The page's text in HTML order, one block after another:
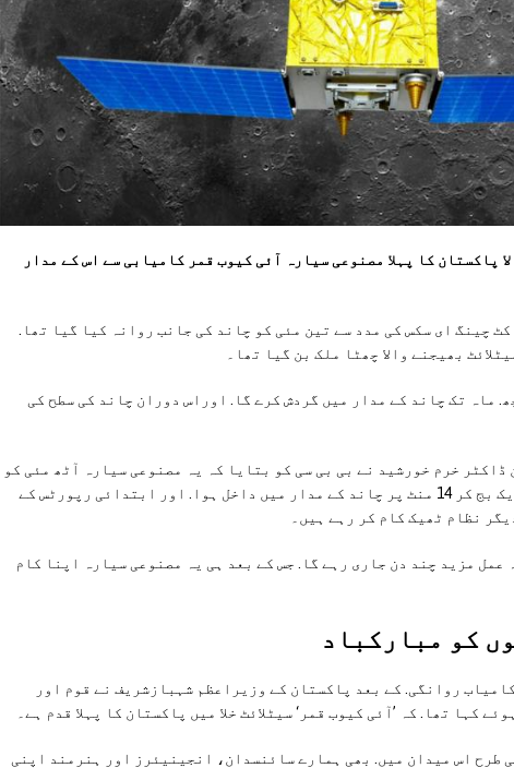
پاکستان کا پہلا مصنوعی سیارہ آئی کیوب قمر کامیابی سے اس کے مدار
چینگ ای سکس کی مدد سے تین مئی کو چاند کی جانب روانہ کیا گیا تھا.
بھیجنے والا چھٹا ملک بن گیا تھا۔
ماہ تک چاند کے مدار میں گردش کرے گا. اوراس دوران چاند کی سطح کی
ڈاکٹر خرم خورشید نے بی بی سی کو بتایا کہ یہ مصنوعی سیارہ آٹھ مئی کو
پاکستانی وقت کے مطابق دوپہر ایک بج کر 14 منٹ پر چاند کے مدار میں داخل ہوا. اور ابتدائی رپورٹس کے
نظام ٹھیک کام کر رہے ہیں۔
عمل مزید چند دن جاری رہے گا. جس کے بعد ہی یہ مصنوعی سیارہ اپنا کام
کو مبارکباد
روانگی. کے بعد پاکستان کے وزیراعظم شہبازشریف نے قوم اور
کہا تھا. کہ ’آئی کیوب قمر‘ سیٹلائٹ خلا میں پاکستان کا پہلا قدم ہے۔
طرح اس میدان میں. بھی ہمارے سائنسدان، انجینیئرز اور ہنرمند اپنی